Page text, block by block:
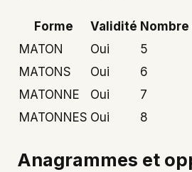
Forme Validité
MATON
Oui
5
MATONS
Oui
6
MATONNE
Oui
7
MATONNES Oui 8
Anagrammes et